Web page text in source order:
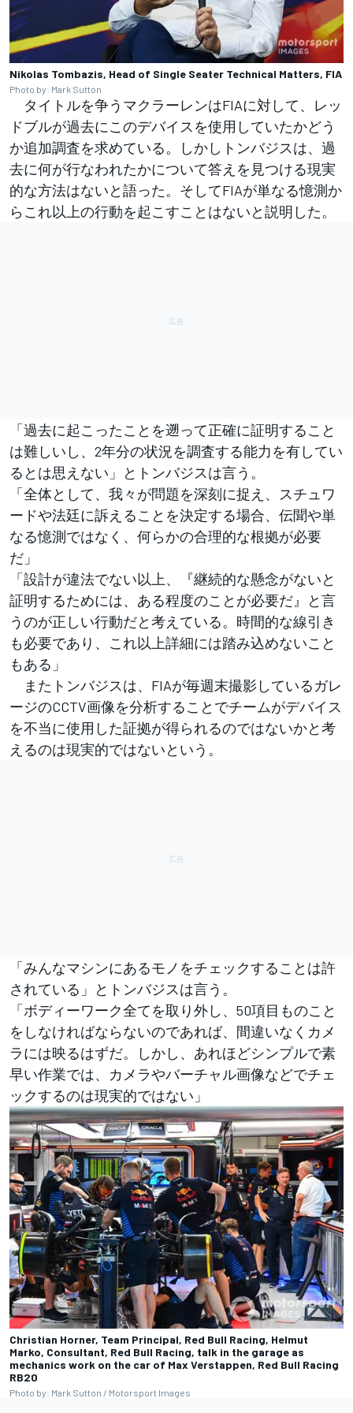
Nikolas Tombazis, Head of Single Seater Technical Matters, FIA
Photo by: Mark Sutton
タイトルを争うマクラーレンはFIAに対して、レッ
ドブルが過去にこのデバイスを使用していたかどう
か追加調査を求めている。しかしトンバジスは、過
去に何が行なわれたかについて答えを見つける現実
的な方法はないと語った。そしてFIAが単なる憶測か
らこれ以上の行動を起こすことはないと説明した。
「過去に起こったことを遡って正確に証明すること
は難しいし、2年分の状況を調査する能力を有してい
るとは思えない」とトンバジスは言う。
「全体として、我々が問題を深刻に捉え、スチュワ
ードや法廷に訴えることを決定する場合、伝聞や単
なる憶測ではなく、何らかの合理的な根拠が必要
だ」
「設計が違法でない以上、『継続的な懸念がないと
証明するためには、ある程度のことが必要だ』と言
うのが正しい行動だと考えている。時間的な線引き
も必要であり、これ以上詳細には踏み込めないこと
もある」
またトンバジスは、FIAが毎週末撮影しているガレ
ージのCCTV画像を分析することでチームがデバイス
を不当に使用した証拠が得られるのではないかと考
えるのは現実的ではないという。
「みんなマシンにあるモノをチェックすることは許
されている」とトンバジスは言う。
「ボディーワーク全てを取り外し、50項目ものこと
をしなければならないのであれば、間違いなくカメ
ラには映るはずだ。しかし、あれほどシンプルで素
早い作業では、カメラやバーチャル画像などでチェ
ックするのは現実的ではない」
Christian Horner, Team Principal, Red Bull Racing, Helmut
Marko, Consultant, Red Bull Racing, talk in the garage as
mechanics work on the car of Max Verstappen, Red Bull Racing
RB20
Photo by: Mark Sutton / Motorsport Images